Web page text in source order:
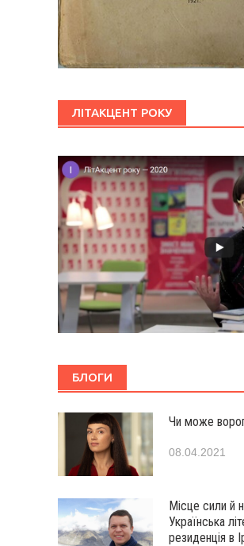
ЛІТАКЦЕНТ РОКУ
БЛОГИ
Чи може
08.04.2021
Місце сили й
Українська
резиденція в